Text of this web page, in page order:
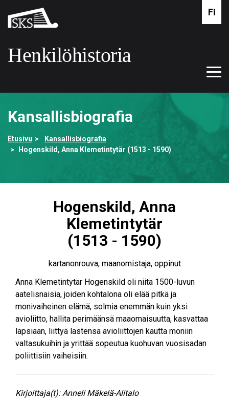
pääsisältöön
Suomalaisen
kirjallisuuden
Henkilöhistoria
FI
Kansallisbiografia
Etusivu
Kansallisbiografia
Hogenskild, Anna Klemetintytär (1513 - 1590)
Hogenskild, Anna
Klemetintytär
(1513 - 1590)
kartanonrouva, maanomistaja, oppinut
Anna Klemetintytär Hogenskild oli niitä 1500-luvun
aatelisnaisia, joiden kohtalona oli elää pitkä ja
monivaiheinen elämä, solmia enemmän kuin yksi
avioliitto, hallita perimäänsä maaomaisuutta, kasvattaa
lapsiaan, liittyä lastensa avioliittojen kautta moniin
valtasukuihin ja yrittää sopeutua kuohuvan vuosisadan
poliittisiin vaiheisiin.
Kirjoittaja(t):Anneli Mäkelä-Alitalo